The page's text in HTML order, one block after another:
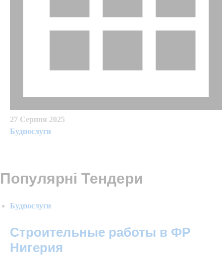
27 Серпня 2025
Будпослуги
Популярні Тендери
Будпослуги
Строительные работы в ФР
Нигерия